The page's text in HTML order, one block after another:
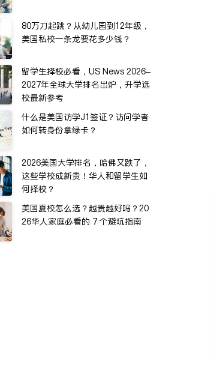
80万刀起跳？从幼儿园到12年级，
美国私校一条龙要花多少钱？
留学生择校必看，US News 2026-
2027年全球大学排名出炉，升学选
校最新参考
什么是美国访学J1签证？访问学者
如何转身份拿绿卡？
2026美国大学排名，哈佛又跌了，
这些学校成新贵！华人和留学生如
何择校？
美国夏校怎么选？越贵越好吗？20
26华人家庭必看的 7 个避坑指南